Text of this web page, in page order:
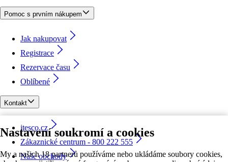
Nastavení soukromí a cookies
My a našich 18 partnerů používáme nebo ukládáme soubory cookies,
Pomoc s prvním nákupem
Jak nakupovat
Registrace
Rezervace času
Oblíbené
Kontakt
itesco.cz
Zákaznické centrum - 800 222 555
Naše obchody